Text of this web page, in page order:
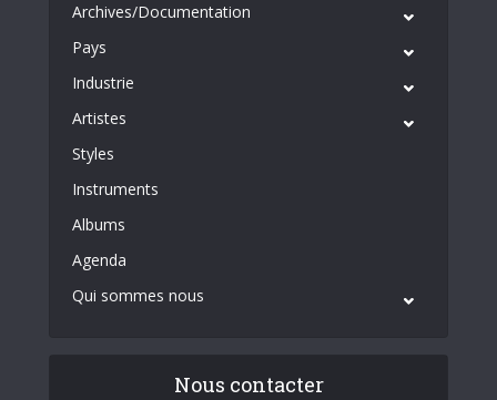
Archives/Documentation
Pays
Industrie
Artistes
Styles
Instruments
Albums
Agenda
Qui sommes nous
Nous contacter